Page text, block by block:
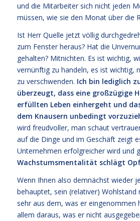
und die Mitarbeiter sich nicht jeden
müssen, wie sie den Monat über die
Ist Herr Quelle jetzt völlig
zum Fenster heraus? Hat die
gehalten? Mitnichten. Es ist wichtig,
vernünftig zu handeln, es ist wichtig,
zu verschwenden. Ich bin lediglich
überzeugt, dass eine großzügige
erfüllten Leben einhergeht und
dem Knausern unbedingt
wird freudvoller, man schaut
auf die Dinge und im Geschäft zeigt
Unternehmen erfolgreicher wird und
Wachstumsmentalität schlägt
Wenn Ihnen also demnächst wieder
behauptet, sein (relativer) Wohlstand
sehr aus dem, was er eingenommen
allem daraus, was er nicht